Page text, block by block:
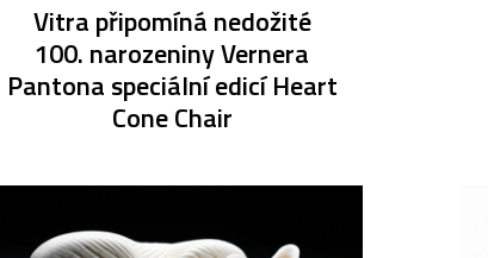
Vitra připomíná nedožité
100. narozeniny Vernera
Pantona speciální edicí Heart
Cone Chair